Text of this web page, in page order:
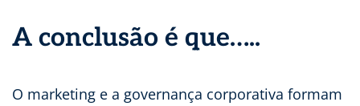
A conclusão é que…..
O marketing e a governança corporativa formam